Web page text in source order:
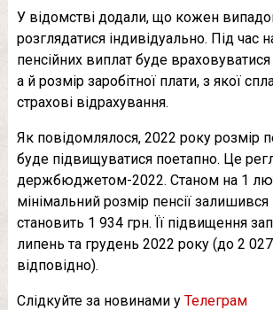
У відомстві додали, що кожен
розглядатися індивідуально. Під час
пенсійних виплат буде
а й розмір заробітної плати, з якої
страхові відрахування.
Як повідомлялося, 2022 року розмір
буде підвищуватися поетапно. Це
держбюджетом-2022. Станом на 1
мінімальний розмір пенсії залишився
становить 1 934 грн. Її підвищення
липень та грудень 2022 року (до 2
відповідно).
Слідкуйте за новинами у Телеграм